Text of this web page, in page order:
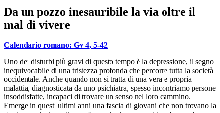
Da un pozzo inesauribile la via oltre il
mal di vivere
Calendario romano: Gv 4, 5-42
Uno dei disturbi più gravi di questo tempo è la depressione, il segno
inequivocabile di una tristezza profonda che percorre tutta la società
occidentale. Anche quando non si tratta di una vera e propria
malattia, diagnosticata da uno psichiatra, spesso incontriamo persone
insoddisfatte, incapaci di trovare un senso nel loro cammino.
Emerge in questi ultimi anni una fascia di giovani che non trovano la